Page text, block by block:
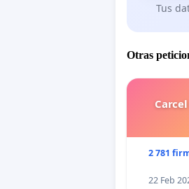
Tus
Otras
2 781
22 Feb